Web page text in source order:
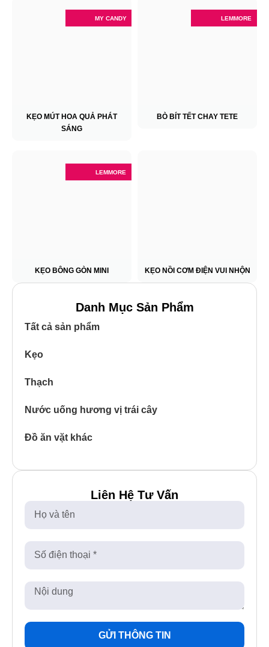
MY CANDY
KẸO MÚT HOA QUẢ PHÁT
SÁNG
LEMMORE
BÒ BÍT TẾT CHAY TETE
LEMMORE
KẸO BÔNG GÒN MINI KẸO NỒI CƠM ĐIỆN VUI NHỘN
Danh Mục Sản Phẩm
Tất cả sản phẩm
Kẹo
Thạch
Nước uống hương vị trái cây
Đồ ăn vặt khác
Liên Hệ Tư Vấn
GỬI THÔNG TIN